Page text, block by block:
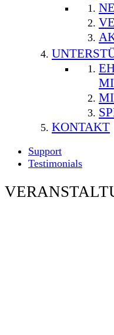
KONTAKT
Support
Testimonials